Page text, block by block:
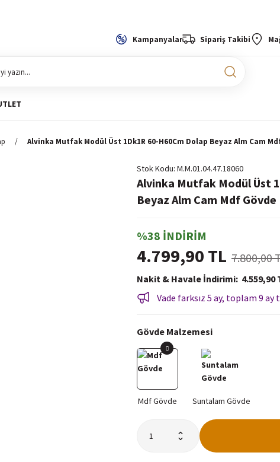
Kampanyalar Sipariş Takibi
Alvinka Mutfak Modül Üst 1Dk1R 60-H60Cm Dolap Beyaz Alm Cam
Stok Kodu M.M.01.04.47.18060
Alvinka Mutfak Modül Üst
Beyaz Alm Cam Mdf Gövde
%38 İNDİRİM
4.799,90 TL 7.800,00
Nakit & Havale İndirimi 4.559,90
Vade farksız 5 ay, toplam 9 ay
Gövde Malzemesi